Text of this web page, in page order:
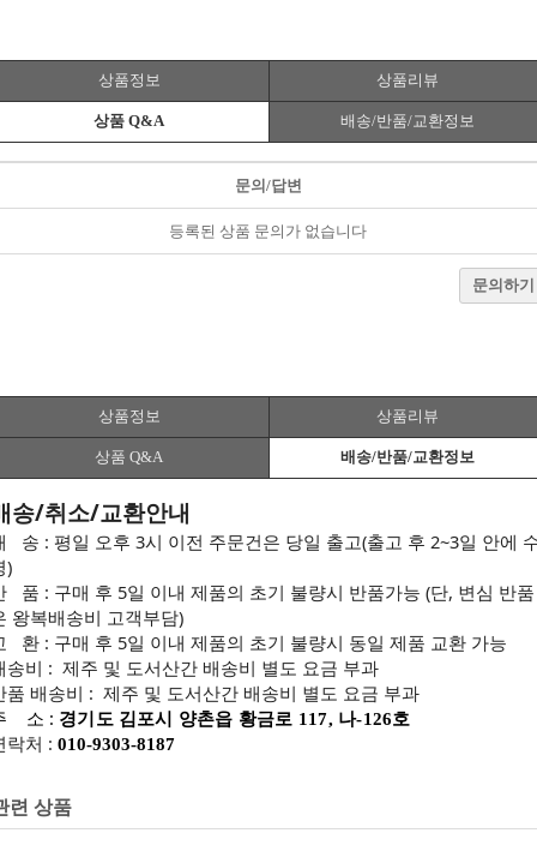
상품정보 상품리뷰
상품 Q&A 배송/반품/교환정보
문의/답변
등록된 상품 문의가 없습니다
문의하기
상품정보 상품리뷰
상품 Q&A 배송/반품/교환정보
송/취소/교환안내
송 : 평일 오후 3시 이전 주문건은 당일 출고(출고 후 2~3일 안에
)
품 : 구매 후 5일 이내 제품의 초기 불량시 반품가능 (단, 변심 반품
왕복배송비 고객부담)
환 : 구매 후 5일 이내 제품의 초기 불량시 동일 제품 교환 가능
송비 : 제주 및 도서산간 배송비 별도 요금 부과
품 배송비 : 제주 및 도서산간 배송비 별도 요금 부과
소 : 경기도 김포시 양촌읍 황금로 117, 나-126호
락처 :010-9303-8187
련 상품